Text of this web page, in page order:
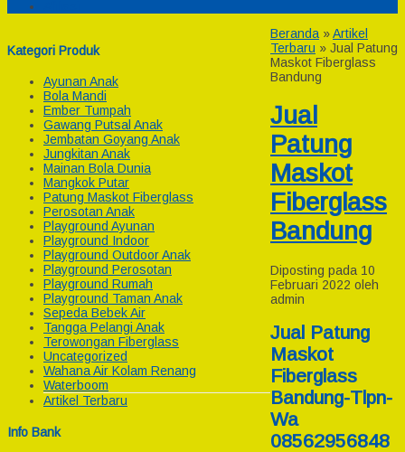
Kategori Produk
Ayunan Anak
Bola Mandi
Ember Tumpah
Gawang Putsal Anak
Jembatan Goyang Anak
Jungkitan Anak
Mainan Bola Dunia
Mangkok Putar
Patung Maskot Fiberglass
Perosotan Anak
Playground Ayunan
Playground Indoor
Playground Outdoor Anak
Playground Perosotan
Playground Rumah
Playground Taman Anak
Sepeda Bebek Air
Tangga Pelangi Anak
Terowongan Fiberglass
Uncategorized
Wahana Air Kolam Renang
Waterboom
Artikel Terbaru
Info Bank
Beranda »Artikel
Terbaru » Jual Patung
Maskot Fiberglass
Bandung
Jual
Patung
Maskot
Fiberglass
Bandung
Diposting pada 10
Februari 2022 oleh
admin
Jual Patung
Maskot
Fiberglass
Bandung-Tlpn-
Wa
08562956848